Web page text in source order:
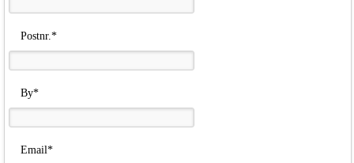
Postnr.*
By*
Email*